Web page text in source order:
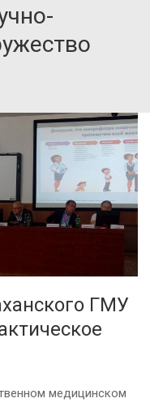
ГМУ
медицинском